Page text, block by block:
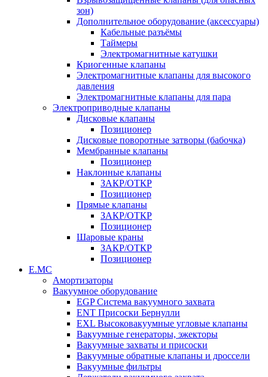
зон)
Дополнительное оборудование (аксессуары)
Кабельные разъёмы
Таймеры
Электромагнитные катушки
Криогенные клапаны
Электромагнитные клапаны для высокого
давления
Электромагнитные клапаны для пара
Электроприводные клапаны
Дисковые клапаны
Позиционер
Дисковые поворотные затворы (бабочка)
Мембранные клапаны
Позиционер
Наклонные клапаны
ЗАКР/ОТКР
Позиционер
Прямые клапаны
ЗАКР/ОТКР
Позиционер
Шаровые краны
ЗАКР/ОТКР
Позиционер
Е.МС
Амортизаторы
Вакуумное оборудование
EGP Система вакуумного захвата
ENT Присоски Бернулли
EXL Высоковакуумные угловые клапаны
Вакуумные генераторы, эжекторы
Вакуумные захваты и присоски
Вакуумные обратные клапаны и дроссели
Вакуумные фильтры